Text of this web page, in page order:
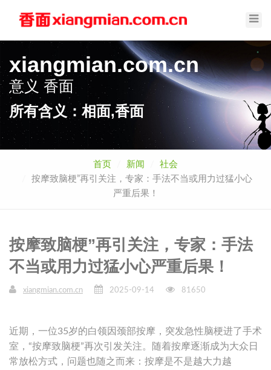
xiangmian.com.cn
意义香面
所有含义：相面,香面
首页 新闻
社会
按摩致脑梗”再引关注，专家：手法不当或用力过猛小心
严重后果！
按摩致脑梗”再引关注，专家：手法
不当或用力过猛小心严重后果！
xiangmian.com.cn 2025-09-14 81650
近期，一位35岁的白领因颈部按摩，突发急性脑梗进了手术
室，“按摩致脑梗”再次引发关注。随着按摩逐渐成为大众日
常放松方式，问题也随之而来：按摩是不是越大力越